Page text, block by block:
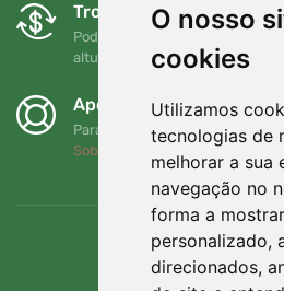
O nosso
cookies
Utilizamos
tecnologias de
melhorar a sua
navegação no
forma a
personalizado,
direcionados,
Trocas e devoluções
Pode devolver ou trocar a sua
altura no prazo de 90 dias
Apoiamos a Trees.org
Para cada encomenda
Sobre nós